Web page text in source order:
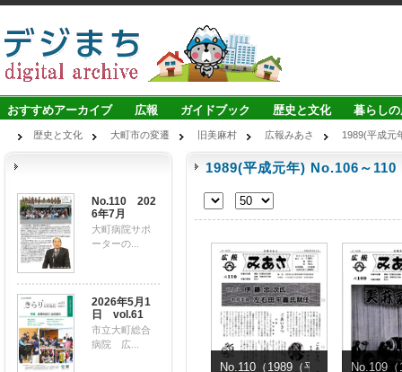
おすすめアーカイブ 広報 ガイドブック 歴史と文化 暮らし
歴史と文化 大町市の変遷 旧美麻村 広報みあさ 1989(平成元
No.110 202
6年7月
大町病院サポ
ーターの...
2026年5月1
日 vol.61
市立大町総合
病院 広...
1989(平成元年) No.106～110
No.110（1989（平
No.109